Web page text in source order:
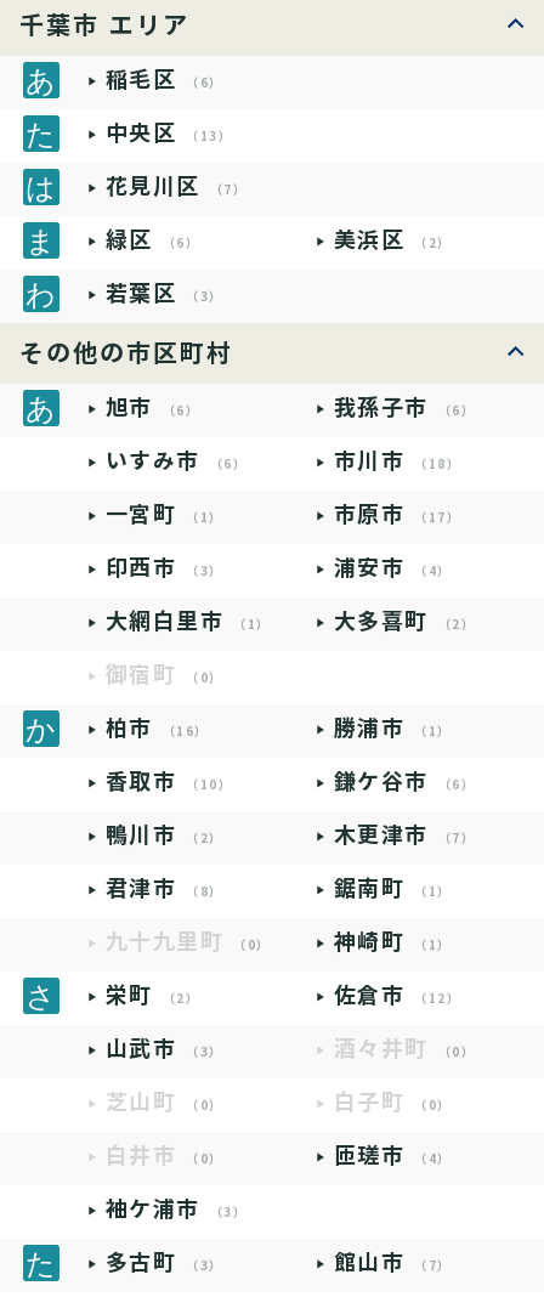
千葉市 エリア
稲毛区 （6）
中央区 （13）
花見川区 （7）
緑区 （6） 美浜区 （2）
若葉区 （3）
その他の市区町村
旭市 （6） 我孫子市 （6）
いすみ市 （6） 市川市 （18）
一宮町 （1） 市原市 （17）
印西市 （3） 浦安市 （4）
大網白里市 （1） 大多喜町 （2）
御宿町 （0）
柏市 （16） 勝浦市 （1）
香取市 （10） 鎌ケ谷市 （6）
鴨川市 （2） 木更津市 （7）
君津市 （8） 鋸南町 （1）
九十九里町 （0） 神崎町 （1）
栄町 （2） 佐倉市 （12）
山武市 （3） 酒々井町 （0）
芝山町 （0） 白子町 （0）
白井市 （0） 匝瑳市 （4）
袖ケ浦市 （3）
多古町 （3） 館山市 （7）